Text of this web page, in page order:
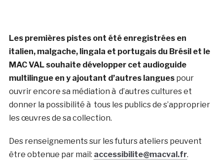
Les premières pistes ont été enregistrées en
italien, malgache, lingala et portugais du Brésil et le
MAC VAL souhaite développer cet audioguide
multilingue en y ajoutant d’autres languespour
ouvrir encore sa médiation à d’autres cultures et
donner la possibilité à tous les publics de s’approprier
les œuvres de sa collection.
Des renseignements sur les futurs ateliers peuvent
être obtenue par mail: accessibilite@macval.fr.